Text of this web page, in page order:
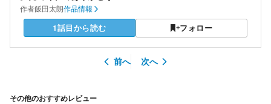
作者飯田太朗作品情報
1話目から読む フォロー
前へ 次へ
その他のおすすめレビュー